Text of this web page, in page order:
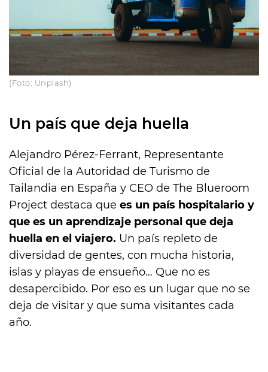
(Foto: Unplash)
Un país que deja huella
Alejandro Pérez-Ferrant, Representante
Oficial de la Autoridad de Turismo de
Tailandia en España y CEO de The Blueroom
Project destaca que es un país hospitalario y
que es un aprendizaje personal que deja
huella en el viajero. Un país repleto de
diversidad de gentes, con mucha historia,
islas y playas de ensueño… Que no es
desapercibido. Por eso es un lugar que no se
deja de visitar y que suma visitantes cada
año.